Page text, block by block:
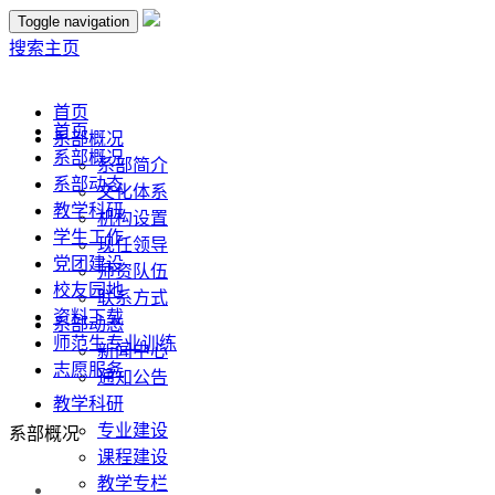
Toggle navigation
搜索主页
首页
系部概况
系部简介
文化体系
机构设置
现任领导
师资队伍
联系方式
系部动态
新闻中心
通知公告
教学科研
专业建设
课程建设
教学专栏
首页
系部概况
系部动态
教学科研
学生工作
党团建设
校友园地
资料下载
师范生专业训练
志愿服务
系部概况